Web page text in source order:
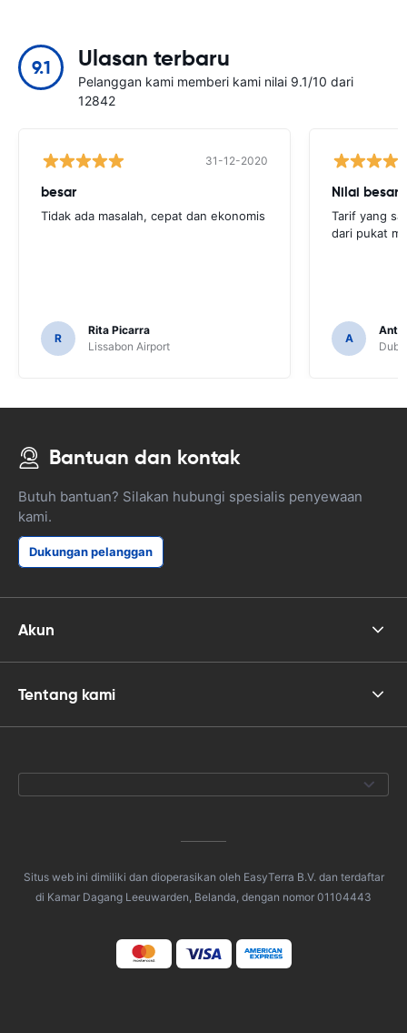
9.1 Ulasan terbaru
Pelanggan kami memberi kami nilai 9.1/10 dari
12842
31-12-2020
besar
Tidak ada masalah, cepat dan ekonomis
R
Rita Picarra
Lissabon Airport
Nilai besar
Tarif yang
dari pukat
A
Bantuan dan kontak
Butuh bantuan? Silakan hubungi spesialis penyewaan
kami.
Dukungan pelanggan
Akun
Tentang kami
Situs web ini dimiliki dan dioperasikan oleh EasyTerra B.V. dan terdaftar
di Kamar Dagang Leeuwarden, Belanda, dengan nomor 01104443